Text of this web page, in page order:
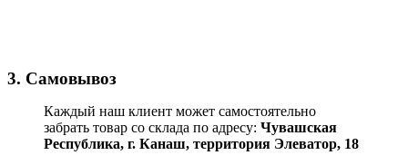
3. Самовывоз
Каждый наш клиент может самостоятельно
забрать товар со склада по адресу: Чувашская
Республика, г. Канаш, территория Элеватор, 18